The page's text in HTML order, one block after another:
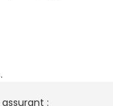
: